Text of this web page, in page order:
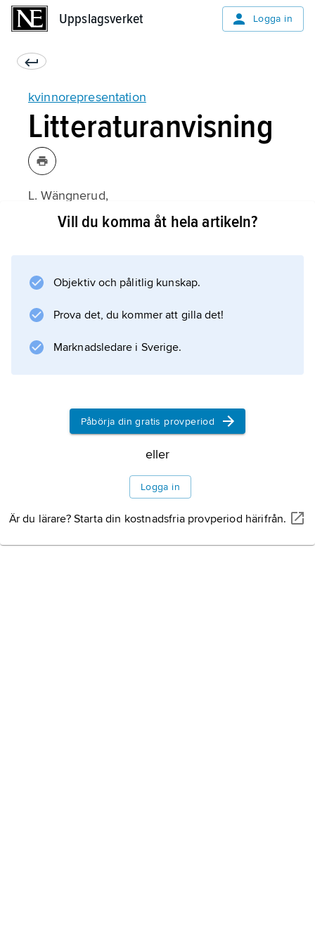
Uppslagsverket Logga in
kvinnorepresentation
Litteraturanvisning
L. Wängnerud,
Kvinnorepresentation: Makt och möjligheter i
Information om artikeln
Vill du komma åt hela artikeln?
Objektiv och pålitlig kunskap.
Prova det, du kommer att gilla det!
Marknadsledare i Sverige.
Påbörja din gratis provperiod
eller
Logga in
Är du lärare? Starta din kostnadsfria provperiod härifrån.